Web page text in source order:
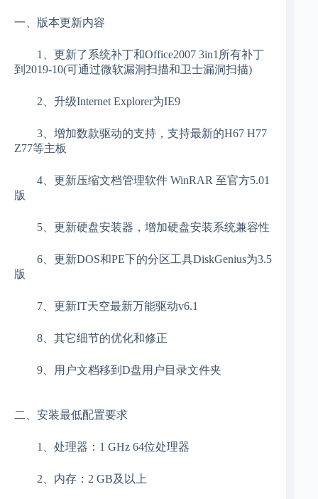
一、版本更新内容
1、更新了系统补丁和Office2007 3in1所有补丁
到2019-10(可通过微软漏洞扫描和卫士漏洞扫描)
2、升级Internet Explorer为IE9
3、增加数款驱动的支持，支持最新的H67 H77
Z77等主板
4、更新压缩文档管理软件 WinRAR 至官方5.01
版
5、更新硬盘安装器，增加硬盘安装系统兼容性
6、更新DOS和PE下的分区工具DiskGenius为3.5
版
7、更新IT天空最新万能驱动v6.1
8、其它细节的优化和修正
9、用户文档移到D盘用户目录文件夹
二、安装最低配置要求
1、处理器：1 GHz 64位处理器
2、内存：2 GB及以上